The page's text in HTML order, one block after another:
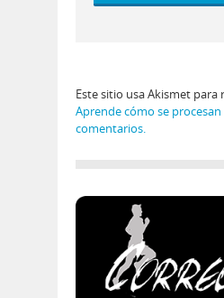
Este sitio usa Akismet para
Aprende cómo se
comentarios.